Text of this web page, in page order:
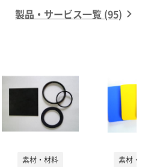
製品・サービス一覧 (95)
素材・材料 素材・材